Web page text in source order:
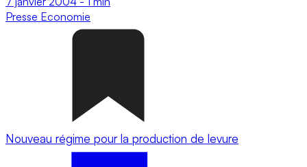
Presse Economie
Nouveau régime pour la production de levure